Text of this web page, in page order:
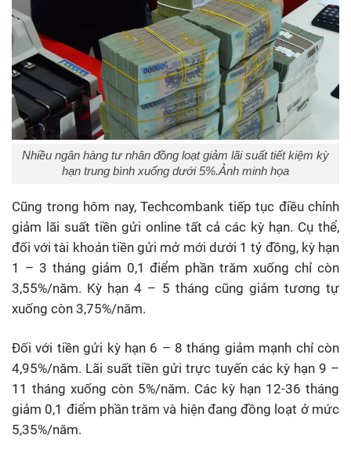
Nhiều ngân hàng tư nhân đồng loạt giảm lãi suất tiết kiệm kỳ
hạn trung bình xuống dưới 5%.Ảnh minh họa
Cũng trong hôm nay, Techcombank tiếp tục điều chỉnh
giảm lãi suất tiền gửi online tất cả các kỳ hạn. Cụ thể,
đối với tài khoản tiền gửi mở mới dưới 1 tỷ đồng, kỳ hạn
1 – 3 tháng giảm 0,1 điểm phần trăm xuống chỉ còn
3,55%/năm. Kỳ hạn 4 – 5 tháng cũng giảm tương tự
xuống còn 3,75%/năm.
Đối với tiền gửi kỳ hạn 6 – 8 tháng giảm mạnh chỉ còn
4,95%/năm. Lãi suất tiền gửi trực tuyến các kỳ hạn 9 –
11 tháng xuống còn 5%/năm. Các kỳ hạn 12-36 tháng
giảm 0,1 điểm phần trăm và hiện đang đồng loạt ở mức
5,35%/năm.